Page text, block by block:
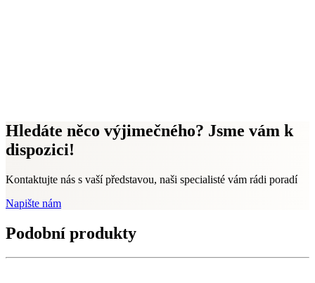
Hledáte něco výjimečného? Jsme vám k
dispozici!
Kontaktujte nás s vaší představou, naši specialisté vám rádi poradí
Napište nám
Podobní produkty